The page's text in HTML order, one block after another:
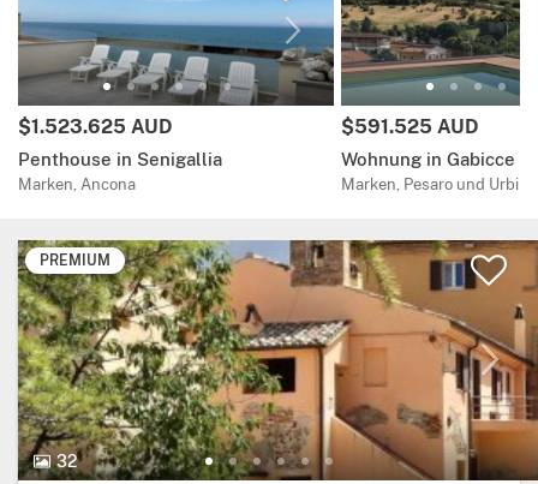
Preis:
$1.523.625 AUD
Penthouse in Senigallia
Marken, Ancona
Preis:
$591.525 AUD
Wohnung in Gabicce
Marken, Pesaro und Urbino
PREMIUM
32
32 Bilder.